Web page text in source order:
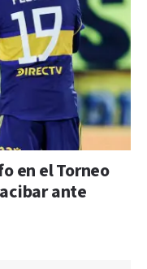
en el Torneo
ante